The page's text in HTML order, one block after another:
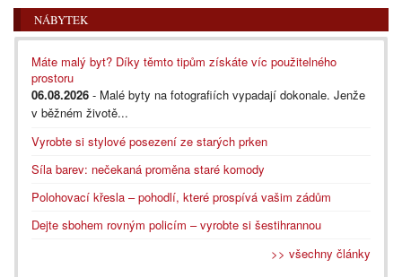
NÁBYTEK
Máte malý byt? Díky těmto tipům získáte víc použitelného
prostoru
06.08.2026 - Malé byty na fotografiích vypadají dokonale. Jenže
v běžném životě...
Vyrobte si stylové posezení ze starých prken
Síla barev: nečekaná proměna staré komody
Polohovací křesla – pohodlí, které prospívá vašim zádům
Dejte sbohem rovným policím – vyrobte si šestihrannou
>> všechny články